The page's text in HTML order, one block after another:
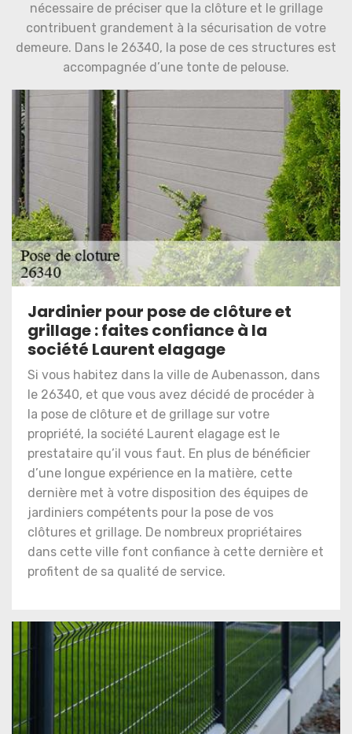
nécessaire de préciser que la clôture et le grillage
contribuent grandement à la sécurisation de votre
demeure. Dans le 26340, la pose de ces structures est
accompagnée d’une tonte de pelouse.
Jardinier pour pose de clôture et
grillage : faites confiance à la
société Laurent elagage
Si vous habitez dans la ville de Aubenasson, dans
le 26340, et que vous avez décidé de procéder à
la pose de clôture et de grillage sur votre
propriété, la société Laurent elagage est le
prestataire qu’il vous faut. En plus de bénéficier
d’une longue expérience en la matière, cette
dernière met à votre disposition des équipes de
jardiniers compétents pour la pose de vos
clôtures et grillage. De nombreux propriétaires
dans cette ville font confiance à cette dernière et
profitent de sa qualité de service.